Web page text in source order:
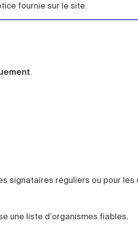
fournie sur le site.
.
signataires réguliers ou pour les
une liste d’organismes fiables.